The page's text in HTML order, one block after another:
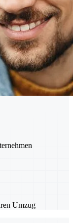
Umzug